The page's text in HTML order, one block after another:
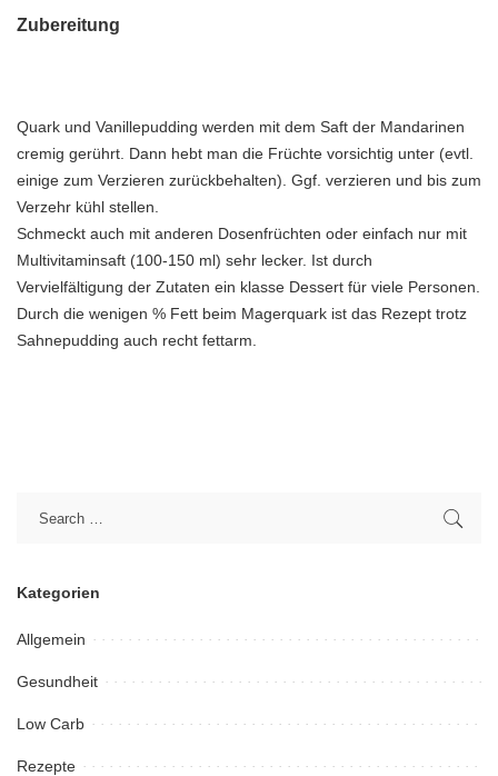
Zubereitung
Quark und Vanillepudding werden mit dem Saft der Mandarinen
cremig gerührt. Dann hebt man die Früchte vorsichtig unter (evtl.
einige zum Verzieren zurückbehalten). Ggf. verzieren und bis zum
Verzehr kühl stellen.
Schmeckt auch mit anderen Dosenfrüchten oder einfach nur mit
Multivitaminsaft (100-150 ml) sehr lecker. Ist durch
Vervielfältigung der Zutaten ein klasse Dessert für viele Personen.
Durch die wenigen % Fett beim Magerquark ist das Rezept trotz
Sahnepudding auch recht fettarm.
Kategorien
Allgemein
Gesundheit
Low Carb
Rezepte